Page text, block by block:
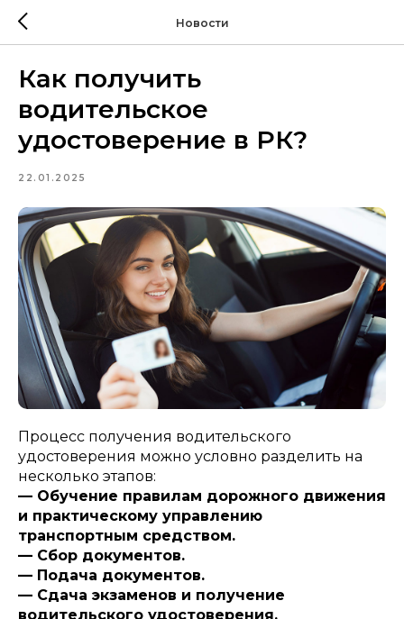
Новости
Как получить
водительское
удостоверение в РК?
22.01.2025
Процесс получения водительского
удостоверения можно условно разделить на
несколько этапов:
— Обучение правилам дорожного движения
и практическому управлению
транспортным средством.
— Сбор документов.
— Подача документов.
— Сдача экзаменов и получение
водительского удостоверения.